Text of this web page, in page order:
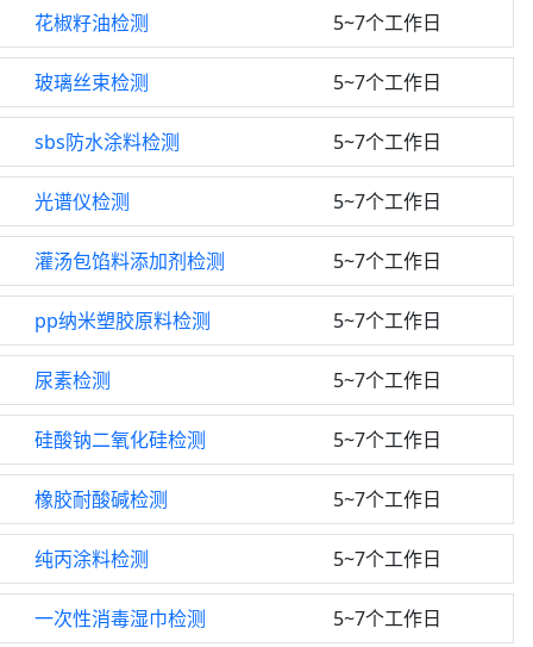
花椒籽油检测 5~7个工作日
玻璃丝束检测 5~7个工作日
sbs防水涂料检测 5~7个工作日
光谱仪检测 5~7个工作日
灌汤包馅料添加剂检测 5~7个工作日
pp纳米塑胶原料检测 5~7个工作日
尿素检测 5~7个工作日
硅酸钠二氧化硅检测 5~7个工作日
橡胶耐酸碱检测 5~7个工作日
纯丙涂料检测 5~7个工作日
一次性消毒湿巾检测 5~7个工作日